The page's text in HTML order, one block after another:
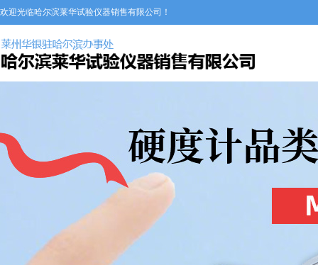
欢迎光临哈尔滨莱华试验仪器销售有限公司！